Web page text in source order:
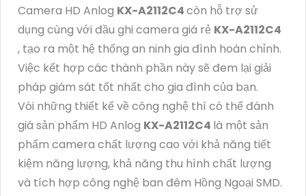
Camera HD Anlog KX-A2112C4còn hỗ trợ sử
dụng cùng với đầu ghi camera giá rẻ KX-A2112C4
, tạo ra một hệ thống an ninh gia đình hoàn chỉnh.
Việc kết hợp các thành phần này sẽ đem lại giải
pháp giám sát tốt nhất cho gia đình của bạn.
Vói những thiết kế về công nghệ thì có thể đánh
giá sản phẩm HD Anlog KX-A2112C4 là một sản
phẩm camera chất lượng cao với khả năng tiết
kiệm năng lượng, khả năng thu hình chất lượng
và tích hợp công nghệ ban đêm Hồng Ngoại SMD.